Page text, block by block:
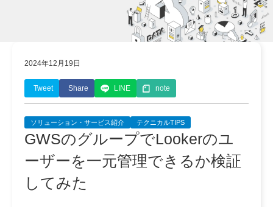
2024年12月19日
Tweet Share LINE note
ソリューション・サービス紹介 テクニカルTIPS
GWSのグループでLookerのユ
ーザーを一元管理できるか検証
してみた